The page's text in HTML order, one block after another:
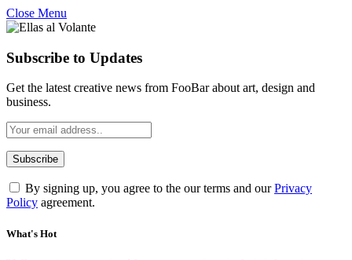
Close Menu
Subscribe to Updates
Get the latest creative news from FooBar about art, design and
business.
By signing up, you agree to the our terms and ourPrivacy
Policy agreement.
What's Hot